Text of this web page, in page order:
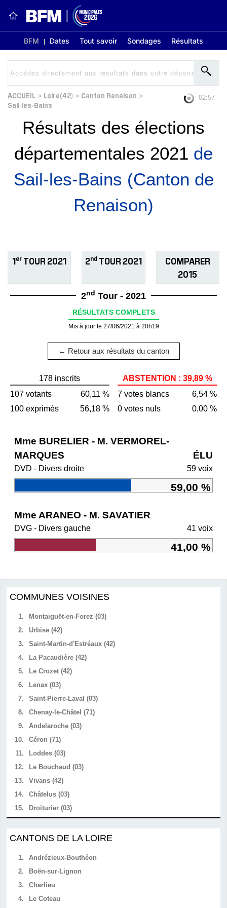
BFM Dates Tout savoir Sondages Résultats
ACCUEIL > Loire(42) > Canton Renaison >
Sail-les-Bains
02:56
Résultats des élections
départementales 2021 de
Sail-les-Bains (Canton de
Renaison)
1er TOUR 2021 2ndTOUR 2021
COMPARER
2015
2nd Tour - 2021
RÉSULTATS COMPLETS
Mis à jour le 27/06/2021 à 20h19
← Retour aux résultats du canton
178 inscrits
107 votants
60,11 %
100 exprimés
56,18 %
ABSTENTION : 39,89 %
7 votes blancs
6,54 %
0 votes nuls
0,00 %
Mme BURELIER - M. VERMOREL-
MARQUES
ÉLU
DVD - Divers droite 59 voix
59,00 %
Mme ARANEO - M. SAVATIER
DVG - Divers gauche 41 voix
41,00 %
COMMUNES VOISINES
1.
Montaiguët-en-Forez (03)
2.
Urbise (42)
3.
Saint-Martin-d'Estréaux (42)
4.
La Pacaudière (42)
5.
Le Crozet (42)
6.
Lenax (03)
7.
Saint-Pierre-Laval (03)
8.
Chenay-le-Châtel (71)
9.
Andelaroche (03)
10.
Céron (71)
11.
Loddes (03)
12.
Le Bouchaud (03)
13.
Vivans (42)
14.
Châtelus (03)
15.
Droiturier (03)
CANTONS DE LA LOIRE
1.
Andrézieux-Bouthéon
2.
Boën-sur-Lignon
3.
Charlieu
4.
Le Coteau